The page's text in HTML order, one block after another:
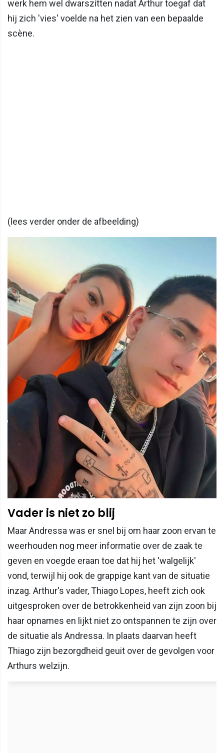
werk hem wel dwarszitten nadat Arthur toegaf dat
hij zich 'vies' voelde na het zien van een bepaalde
scène.
(lees verder onder de afbeelding)
Vader is niet zo blij
Maar Andressa was er snel bij om haar zoon ervan te
weerhouden nog meer informatie over de zaak te
geven en voegde eraan toe dat hij het 'walgelijk'
vond, terwijl hij ook de grappige kant van de situatie
inzag. Arthur's vader, Thiago Lopes, heeft zich ook
uitgesproken over de betrokkenheid van zijn zoon bij
haar opnames en lijkt niet zo ontspannen te zijn over
de situatie als Andressa. In plaats daarvan heeft
Thiago zijn bezorgdheid geuit over de gevolgen voor
Arthurs welzijn.